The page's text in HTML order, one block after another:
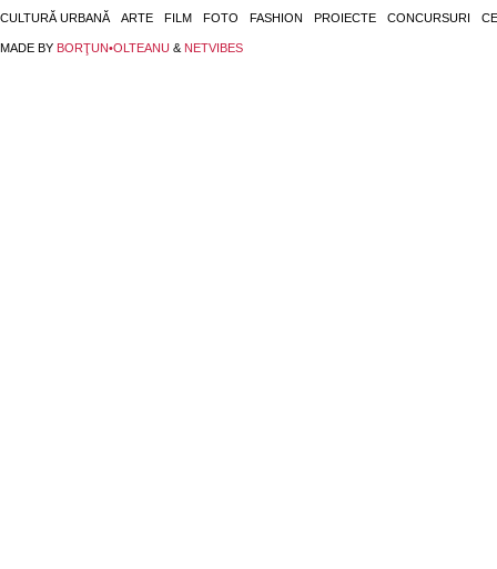
CULTURĂ URBANĂ ARTE FILM FOTO FASHION PROIECTE CONCURSURI
MADE BY BORŢUN•OLTEANU & NETVIBES